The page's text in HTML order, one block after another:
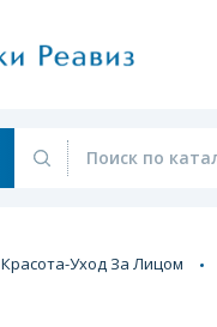
Красота-Уход За Лицом